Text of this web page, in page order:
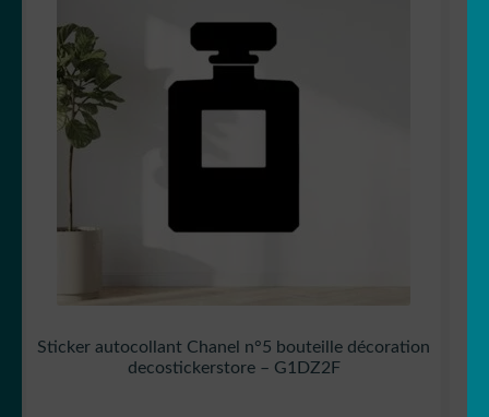
Sticker autocollant Chanel n°5 bouteille décoration
decostickerstore – G1DZ2F